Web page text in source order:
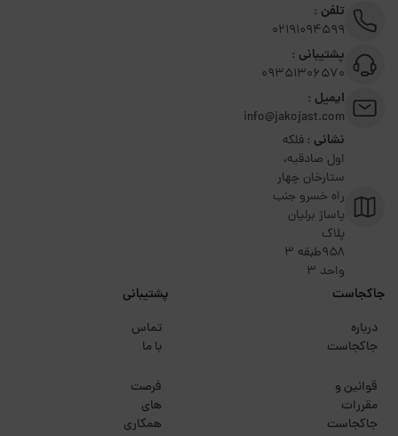
تلفن :
02191094599
پشتیبانی :
09351306570
ایمیل :
info@jakojast.com
نشانی :فلکه
اول صادقیه،
ستارخان چهار
راه خسرو جنب
پاساژ برلیان
پلاک
۹۵۸طبقه 3
واحد 3
جاکجاست
درباره
جاکجاست
قوانین و
مقررات
جاکجاست
پشتیبانی
تماس
با ما
فرصت
های
همکاری